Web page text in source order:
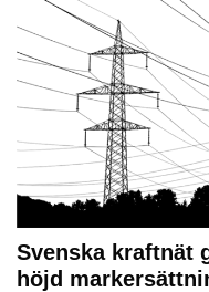
Svenska kraftnät
höjd